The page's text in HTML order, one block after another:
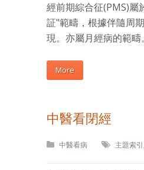
經前期綜合征(PMS)屬
証"範疇，根據伴隨周
現。亦屬月經病的範疇。
More
中醫看閉經
中醫看病 主題索引